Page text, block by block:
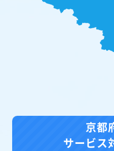
京都
サービス